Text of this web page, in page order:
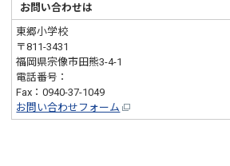
お問い合わせは
東郷小学校
〒811-3431
福岡県宗像市田熊3-4-1
電話番号：
Fax：0940-37-1049
お問い合わせフォーム